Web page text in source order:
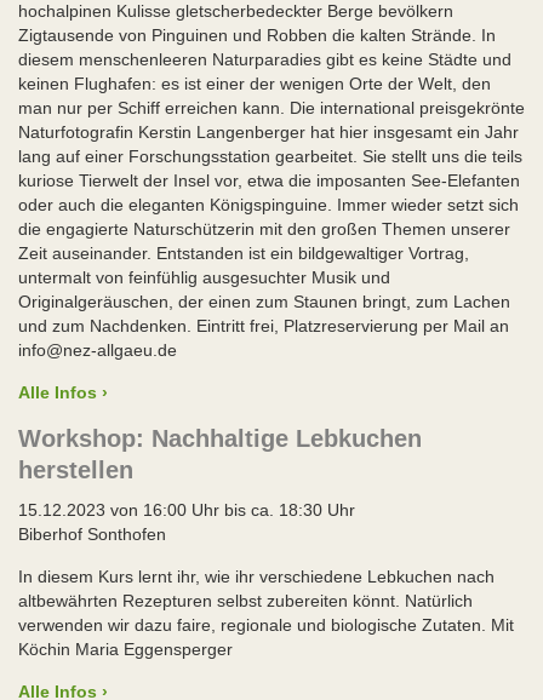
hochalpinen Kulisse gletscherbedeckter Berge bevölkern
Zigtausende von Pinguinen und Robben die kalten Strände. In
diesem menschenleeren Naturparadies gibt es keine Städte und
keinen Flughafen: es ist einer der wenigen Orte der Welt, den
man nur per Schiff erreichen kann. Die international preisgekrönte
Naturfotografin Kerstin Langenberger hat hier insgesamt ein Jahr
lang auf einer Forschungsstation gearbeitet. Sie stellt uns die teils
kuriose Tierwelt der Insel vor, etwa die imposanten See-Elefanten
oder auch die eleganten Königspinguine. Immer wieder setzt sich
die engagierte Naturschützerin mit den großen Themen unserer
Zeit auseinander. Entstanden ist ein bildgewaltiger Vortrag,
untermalt von feinfühlig ausgesuchter Musik und
Originalgeräuschen, der einen zum Staunen bringt, zum Lachen
und zum Nachdenken. Eintritt frei, Platzreservierung per Mail an
info@nez-allgaeu.de
Alle Infos ›
Workshop: Nachhaltige Lebkuchen
herstellen
15.12.2023 von 16:00 Uhr bis ca. 18:30 Uhr
Biberhof Sonthofen
In diesem Kurs lernt ihr, wie ihr verschiedene Lebkuchen nach
altbewährten Rezepturen selbst zubereiten könnt. Natürlich
verwenden wir dazu faire, regionale und biologische Zutaten. Mit
Köchin Maria Eggensperger
Alle Infos ›